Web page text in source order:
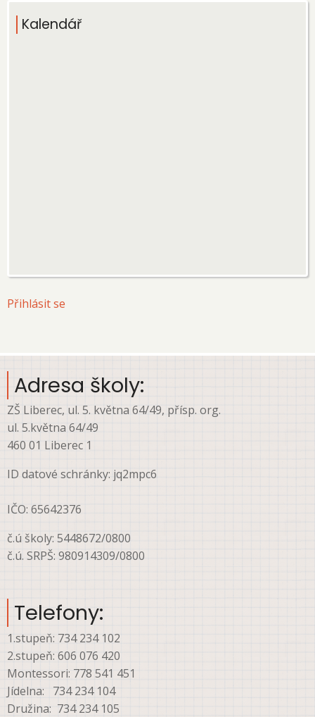
Kalendář
User
menu
Přihlásit se
Adresa školy:
ZŠ Liberec, ul. 5. května 64/49, přísp. org.
ul. 5.května 64/49
460 01 Liberec 1
ID datové schránky: jq2mpc6
IČO: 65642376
č.ú školy: 5448672/0800
č.ú. SRPŠ: 980914309/0800
Telefony:
1.stupeň: 734 234 102
2.stupeň: 606 076 420
Montessori: 778 541 451
Jídelna: 734 234 104
Družina: 734 234 105